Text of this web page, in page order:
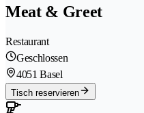
Meat & Greet
Restaurant
Geschlossen
4051 Basel
Tisch reservieren